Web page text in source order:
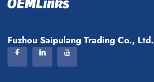
Fuzhou Saipulang Trading Co., Ltd.